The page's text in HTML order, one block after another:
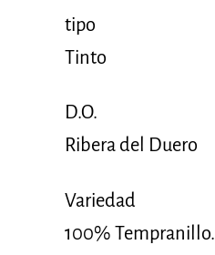
tipo
Tinto
D.O.
Ribera del Duero
Variedad
100% Tempranillo.